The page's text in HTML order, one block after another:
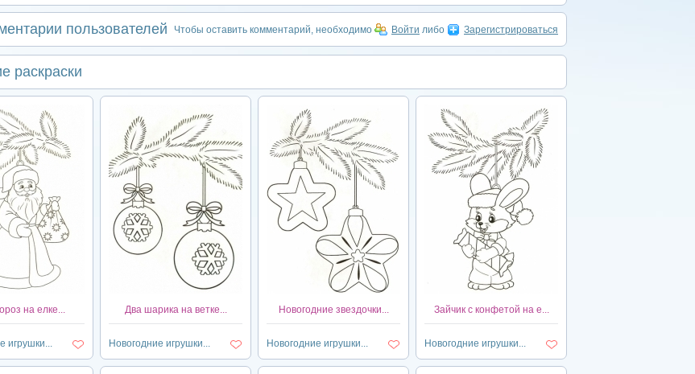
пользователей Чтобы оставить комментарий, необходимо Войти либо Зарегистрироваться
раскраски
на елке...
игрушки...
Два шарика на ветке...
Новогодние игрушки...
Новогодние звездочки...
Новогодние игрушки...
Зайчик с конфетой на е...
Новогодние игрушки...